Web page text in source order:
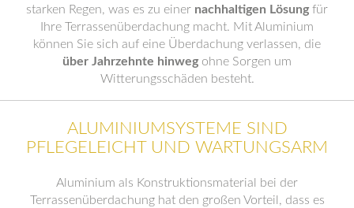
starken Regen, was es zu einer nachhaltigen Lösung für
Ihre Terrassenüberdachung macht. Mit Aluminium
können Sie sich auf eine Überdachung verlassen, die
über Jahrzehnte hinweg ohne Sorgen um
Witterungsschäden besteht.
ALUMINIUMSYSTEME SIND
PFLEGELEICHT UND WARTUNGSARM
Aluminium als Konstruktionsmaterial bei der
Terrassenüberdachung hat den großen Vorteil, dass es